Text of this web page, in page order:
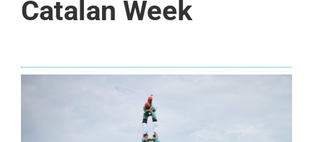
Catalan Week